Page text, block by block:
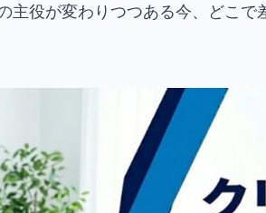
主役が変わりつつある今、どこ